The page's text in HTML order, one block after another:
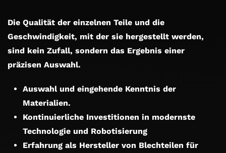
Die Qualität der einzelnen Teile und die
Geschwindigkeit, mit der sie hergestellt werden,
sind kein Zufall, sondern das Ergebnis einer
präzisen Auswahl.
Auswahl und eingehende Kenntnis der
Materialien.
Kontinuierliche Investitionen in modernste
Technologie und Robotisierung
Erfahrung als Hersteller von Blechteilen für